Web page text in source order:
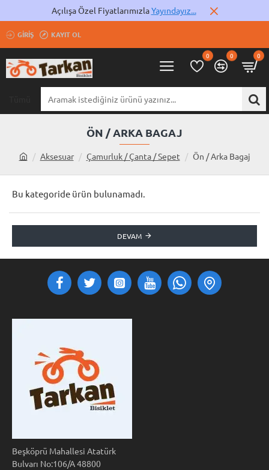
Açılışa Özel FiyatlarımızlaYayındayız...
GIRIŞ KAYIT OL
0 0 0
istediğiniz
ÖN / ARKA BAGAJ
o
m
Aksesuar Çamurluk / Çanta / Sepet Ön / Arka Bagaj
Bu kategoride ürün bulunamadı.
DEVAM
Beşköprü Mahallesi Atatürk
Bulvarı No:106/A 48800